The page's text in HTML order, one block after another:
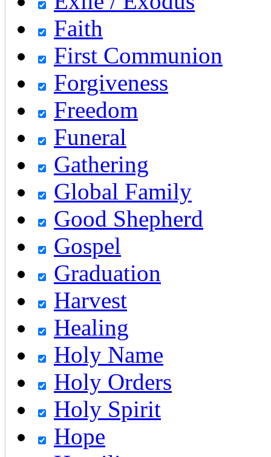
Faith
First Communion
Forgiveness
Freedom
Funeral
Gathering
Global Family
Good Shepherd
Gospel
Graduation
Harvest
Healing
Holy Name
Holy Orders
Holy Spirit
Hope